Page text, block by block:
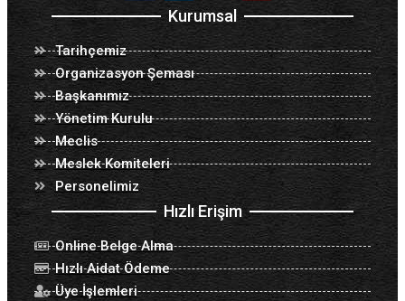
Kurumsal
Tarihçemiz
Organizasyon Şeması
Başkanımız
Yönetim Kurulu
Meclis
Meslek Komiteleri
Personelimiz
Hızlı Erişim
Online Belge Alma
Hızlı Aidat Ödeme
Üye İşlemleri